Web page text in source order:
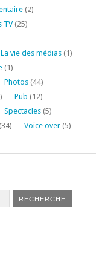
(2)
TV(25)
La vie des médias (1)
(1)
Photos (44)
Pub (12)
Spectacles (5)
(34) Voice over (5)